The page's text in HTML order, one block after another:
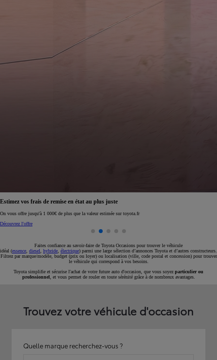
Réservez en ligne votre occasion pour 1€ seulement
Réservez en ligne
Faites confiance au savoir-faire de Toyota Occasions pour trouver le véhicule
idéal (essence diesel hybride électrique) parmi une large sélection d’annonces Toyota et d’autres constructeurs.
Filtrez par marque/modèle, budget (prix ou loyer) ou localisation (ville, code postal et concession) pour trouver
le véhicule qui correspond à vos besoins.
Toyota simplifie et sécurise l'achat de votre future auto d'occasion, que vous soyez particulier ou
professionnel , et vous permet de rouler en toute sérénité grâce à de nombreux avantages.
Trouvez votre véhicule d'occasion
Quelle marque recherchez-vous ?